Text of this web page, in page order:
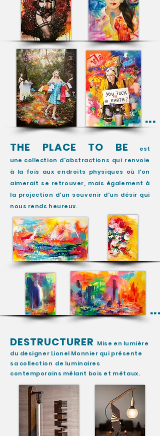
...
THE PLACE TO BE
est
une collection d'abstractions qui renvoie
à la fois aux endroits physiques où l'on
aimerait se retrouver, mais également à
la projection d'un souvenir d'un désir qui
nous rends heureux.
...
DESTRUCTURER Mise en lumière
du designer Lionel Monnier qui présente
sa collection de luminaires
contemporains mêlant bois et métaux.